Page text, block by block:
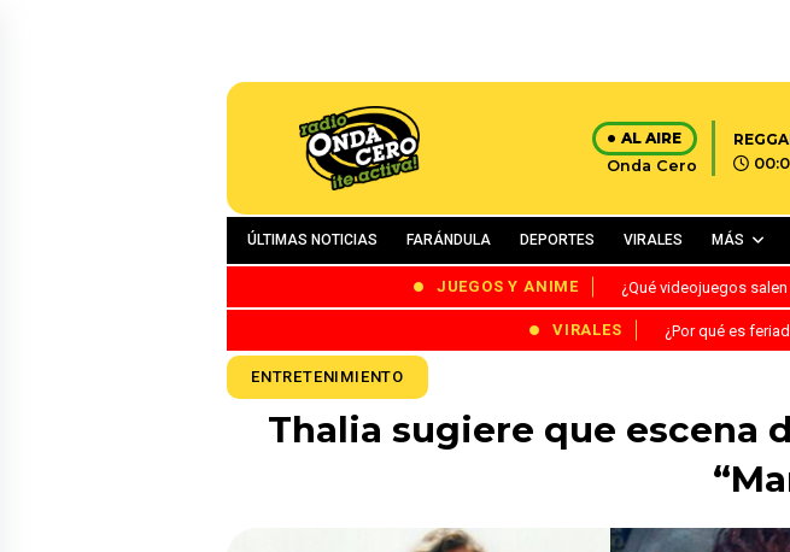
AL AIRE
Onda Cero
ÚLTIMAS NOTICIAS FARÁNDULA DEPORTES VIRALES MÁS
JUEGOS Y ANIME ¿Qué videojuegos
VIRALES ¿Por qué es
ENTRETENIMIENTO
Thalia sugiere que escena